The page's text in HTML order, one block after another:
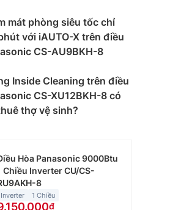
Dưới đây là một số gợi ý
20m2 như phòng
hàng, siêu thị nhỏ hay
mát phòng siêu tốc chỉ
với iAUTO-X trên điều
CS-AU9BKH-8
Inside Cleaning trên điều
CS-XU12BKH-8 có
thợ vệ sinh?
Hòa Panasonic 9000Btu
Chiều Inverter CU/CS-
8
Inverter 1 Chiều